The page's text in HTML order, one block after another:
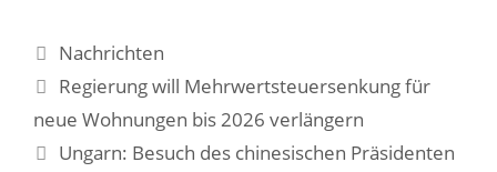
Kategorien
Nachrichten
Regierung will Mehrwertsteuersenkung für
neue Wohnungen bis 2026 verlängern
Ungarn: Besuch des chinesischen Präsidenten